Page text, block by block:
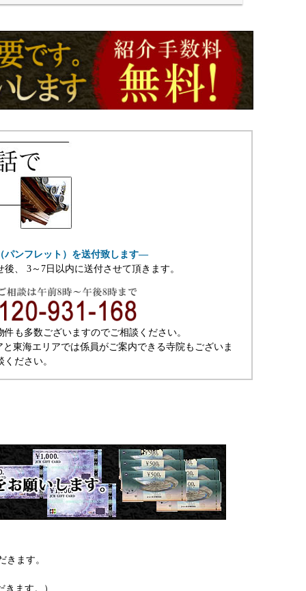
パンフレット）を送付致します―
後、 3～7日以内に送付させて頂きます。
件も多数ございますのでご相談ください。
東海エリアでは係員がご案内できる寺院もございま
ださい。
ます。
ます。）